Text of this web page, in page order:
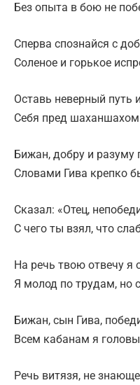
Без опыта в бою не
Сперва спознайся с
Соленое и горькое
Оставь неверный путь
Себя пред
Бижан, добру и разуму
Словами Гива крепко
Сказал: «Отец,
С чего ты взял, что
На речь твою отвечу я
Я молод по трудам, но
Бижан, сын Гива,
Всем кабанам я головы
Речь витязя, не